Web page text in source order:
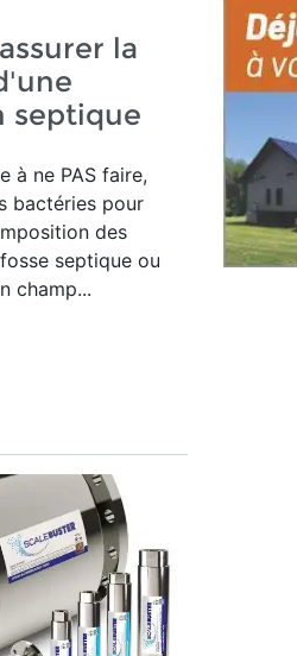
la
septique
à ne PAS faire,
bactéries pour
des
septique ou
champ...